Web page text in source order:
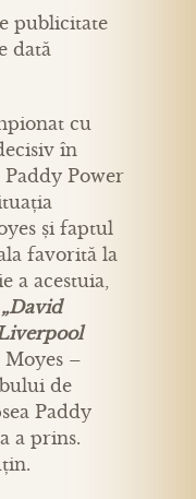
publicitate
dată
cu
în
Power
și faptul
favorită la
a acestuia,
„David
–
de
Paddy
a prins.